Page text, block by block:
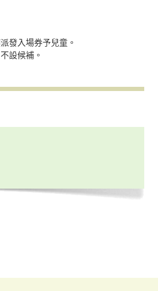
發入場券予兒童。
設候補。